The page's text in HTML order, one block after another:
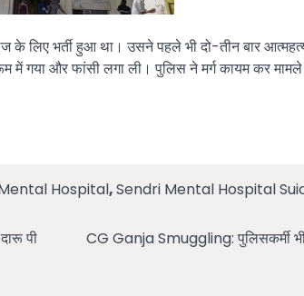
लिए भर्ती हुआ था। उसने पहले भी दो-तीन बार
में गया और फांसी लगा ली। पुलिस ने मर्ग कायम कर
Hospital,Sendri Mental Hospital
पी
CG Ganja Smuggling: पुलिसकर्मी भी